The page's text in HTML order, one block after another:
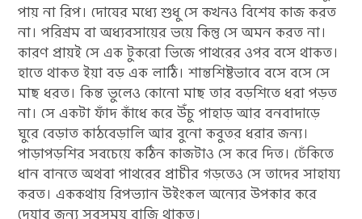
পায় না রিপ। দোষের মধ্যে শুধু সে কখনও বিশেষ কাজ করত
না। পরিশ্রম বা অধ্যবসায়ের ভয়ে কিন্তু সে অমন করত না।
কারণ প্রায়ই সে এক টুকরো ভিজে পাথরের ওপর বসে থাকত।
হাতে থাকত ইয়া বড় এক লাঠি। শান্তশিষ্টভাবে বসে বসে সে
মাছ ধরত। কিন্ত ভুলেও কোনো মাছ তার বড়শিতে ধরা পড়ত
না। সে একটা ফাঁদ কাঁধে করে উঁচু পাহাড় আর বনবাদাড়ে
ঘুরে বেড়াত কাঠবেড়ালি আর বুনো কবুতর ধরার জন্য।
পাড়াপড়শির সবচেয়ে কঠিন কাজটাও সে করে দিত। ঢেঁকিতে
ধান বানতে অথবা পাথরের প্রাচীর গড়তেও সে তাদের সাহায্য
করত। এককথায় রিপভ্যান উইংকল অন্যের উপকার করে
দেয়ার জন্য সবসময় রাজি থাকত।